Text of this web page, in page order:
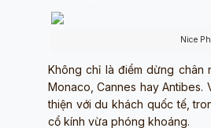
Nice
Không chỉ là điểm dừng chân
Monaco, Cannes hay Antibes.
thiện với du khách quốc tế,
cổ kính vừa phóng khoáng.